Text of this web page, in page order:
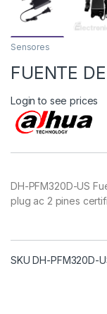
Sensores
FUENTE
Login to see prices
DH-PFM320D-US
plug ac 2 pines
SKU DH-PFM320D-